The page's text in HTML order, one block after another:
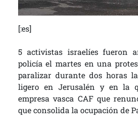
[:es]
5 activistas israelíes fueron
policía el martes en una
paralizar durante dos horas
ligero en Jerusalén y en la
empresa vasca CAF que
que consolida la ocupación de